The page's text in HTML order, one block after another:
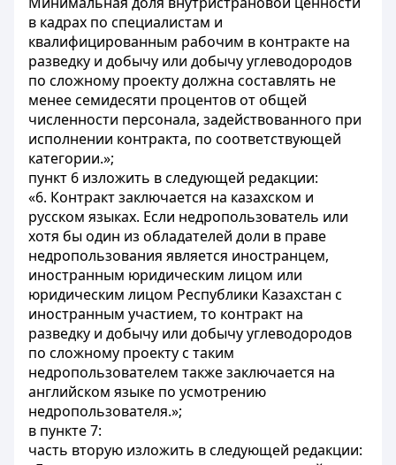
в кадрах по специалистам и
квалифицированным рабочим в контракте на
разведку и добычу или добычу углеводородов
по сложному проекту должна составлять не
менее семидесяти процентов от общей
численности персонала, задействованного при
исполнении контракта, по соответствующей
категории.»;
пункт 6 изложить в следующей редакции:
«6. Контракт заключается на казахском и
русском языках. Если недропользователь или
хотя бы один из обладателей доли в праве
недропользования является иностранцем,
иностранным юридическим лицом или
юридическим лицом Республики Казахстан с
иностранным участием, то контракт на
разведку и добычу или добычу углеводородов
по сложному проекту с таким
недропользователем также заключается на
английском языке по усмотрению
недропользователя.»;
в пункте 7:
часть вторую изложить в следующей редакции: